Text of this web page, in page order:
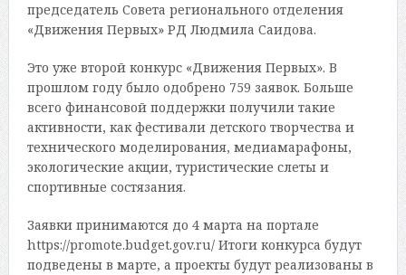
председатель Совета регионального отделения
«Движения Первых» РД Людмила Саидова.
Это уже второй конкурс «Движения Первых». В
прошлом году было одобрено 759 заявок. Больше
всего финансовой поддержки получили такие
активности, как фестивали детского творчества и
технического моделирования, медиамарафоны,
экологические акции, туристические слеты и
спортивные состязания.
Заявки принимаются до 4 марта на портале
https://promote.budget.gov.ru/ Итоги конкурса будут
подведены в марте, а проекты будут реализованы в